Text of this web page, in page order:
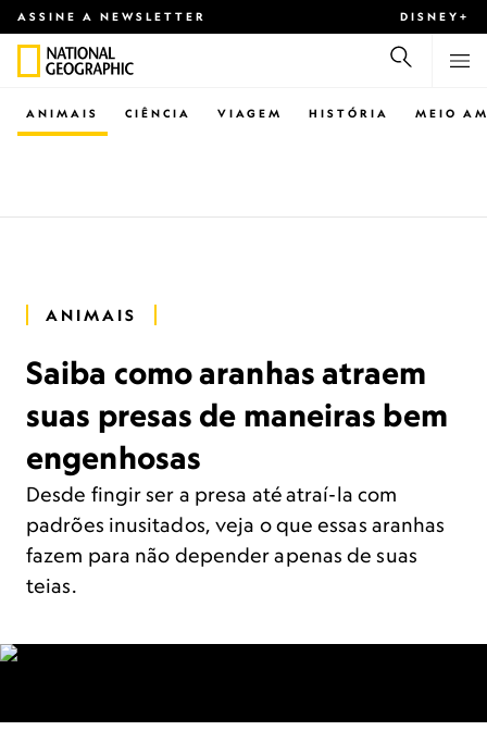
ASSINE A NEWSLETTER DISNEY+
CIÊNCIA VIAGEM
ANIMAIS HISTÓRIA MEIO
ANIMAIS
Saiba como aranhas atraem
suas presas de maneiras bem
engenhosas
Desde fingir ser a presa até atraí-la com
padrões inusitados, veja o que essas aranhas
fazem para não depender apenas de suas
teias.